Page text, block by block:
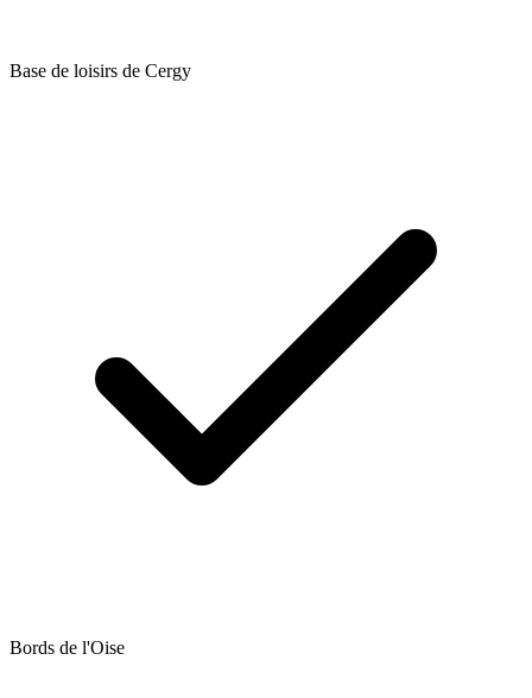
Base de loisirs de Cergy
Bords de l'Oise